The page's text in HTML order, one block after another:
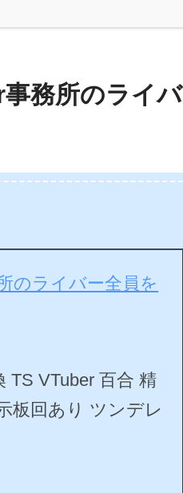
務所のライバ
のライバー全員を
TS VTuber 百合 精
板回あり ツンデレ